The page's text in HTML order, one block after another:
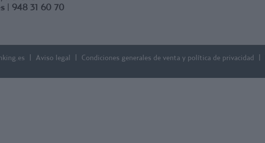
| 948 31 60 70
Aviso legal Condiciones generales de venta y política de privacidad